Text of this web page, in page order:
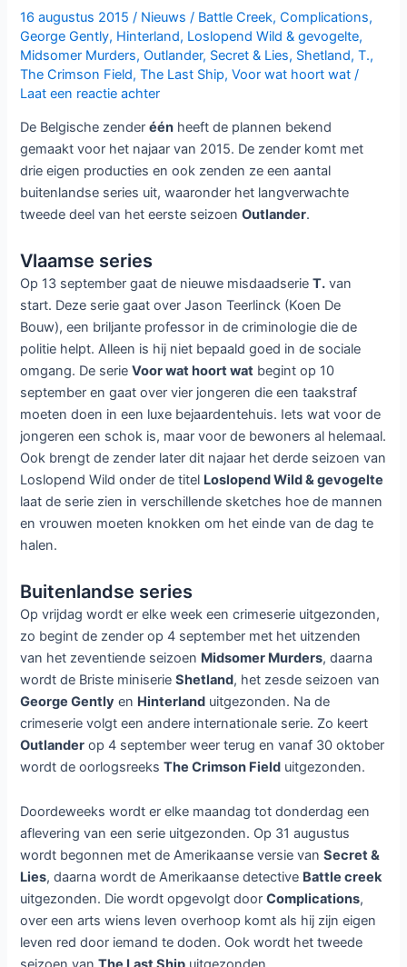
16 augustus 2015/ Nieuws / Battle Creek,Complications,
George Gently, Hinterland, Loslopend Wild & gevogelte,
Midsomer Murders,Outlander, Secret & Lies, Shetland,T.,
The Crimson Field,The Last Ship,Voor wat hoort wat /
Laat een reactie achter
De Belgische zenderéén heeft de plannen bekend
gemaakt voor het najaar van 2015. De zender komt met
drie eigen producties en ook zenden ze een aantal
buitenlandse series uit, waaronder het langverwachte
tweede deel van het eerste seizoenOutlander.
Vlaamse series
Op 13 september gaat de nieuwe misdaadserieT. van
start. Deze serie gaat over Jason Teerlinck (Koen De
Bouw), een briljante professor in de criminologie die de
politie helpt. Alleen is hij niet bepaald goed in de sociale
omgang. De serieVoor wat hoort wat begint op 10
september en gaat over vier jongeren die een taakstraf
moeten doen in een luxe bejaardentehuis. Iets wat voor de
jongeren een schok is, maar voor de bewoners al helemaal.
Ook brengt de zender later dit najaar het derde seizoen van
Loslopend Wild onder de titel Loslopend Wild & gevogelte
laat de serie zien in verschillende sketches hoe de mannen
en vrouwen moeten knokken om het einde van de dag te
halen.
Buitenlandse series
Op vrijdag wordt er elke week een crimeserie uitgezonden,
zo begint de zender op 4 september met het uitzenden
van het zeventiende seizoen Midsomer Murders, daarna
wordt de Briste miniserieShetland, het zesde seizoen van
George Gently en Hinterland uitgezonden. Na de
crimeserie volgt een andere internationale serie. Zo keert
Outlander op 4 september weer terug en vanaf 30 oktober
wordt de oorlogsreeksThe Crimson Field uitgezonden.
Doordeweeks wordt er elke maandag tot donderdag een
aflevering van een serie uitgezonden. Op 31 augustus
wordt begonnen met de Amerikaanse versie vanSecret &
Lies, daarna wordt de Amerikaanse detective Battle creek
uitgezonden. Die wordt opgevolgt doorComplications,
over een arts wiens leven overhoop komt als hij zijn eigen
leven red door iemand te doden. Ook wordt het tweede